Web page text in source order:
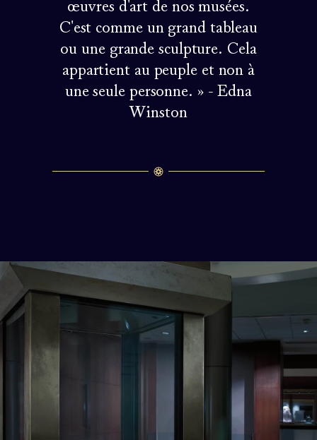
œuvres d'art de nos musées.
C'est comme un grand tableau
ou une grande sculpture. Cela
appartient au peuple et non à
une seule personne. » - Edna
Winston